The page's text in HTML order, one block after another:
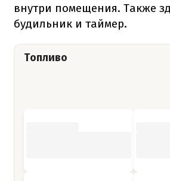
внутри помещения. Также
будильник и таймер.
Топливо